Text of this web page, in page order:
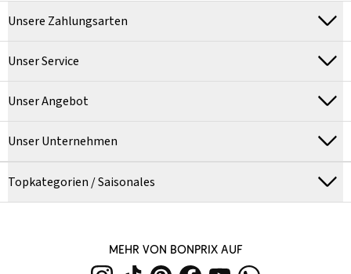
Unsere Zahlungsarten
Unser Service
Unser Angebot
Unser Unternehmen
Topkategorien / Saisonales
MEHR VON BONPRIX AUF